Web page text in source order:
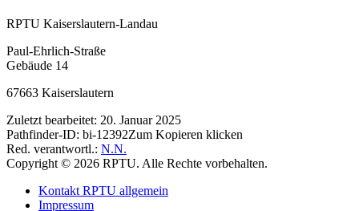
RPTU Kaiserslautern-Landau
Paul-Ehrlich-Straße
Gebäude 14
67663 Kaiserslautern
Zuletzt bearbeitet: 20. Januar 2025
Pathfinder-ID: bi-12392Zum Kopieren klicken
Red. verantwortl.: N.N.
Copyright © 2026 RPTU. Alle Rechte vorbehalten.
Kontakt RPTU allgemein
Impressum